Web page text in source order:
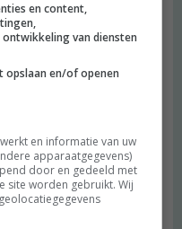
en content,
van diensten
opslaan en/of openen
en informatie van uw
apparaatgegevens)
door en gedeeld met
site worden gebruikt. Wij